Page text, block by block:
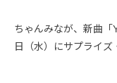
ちゃんみなが、新曲
日（水）にサプライズ